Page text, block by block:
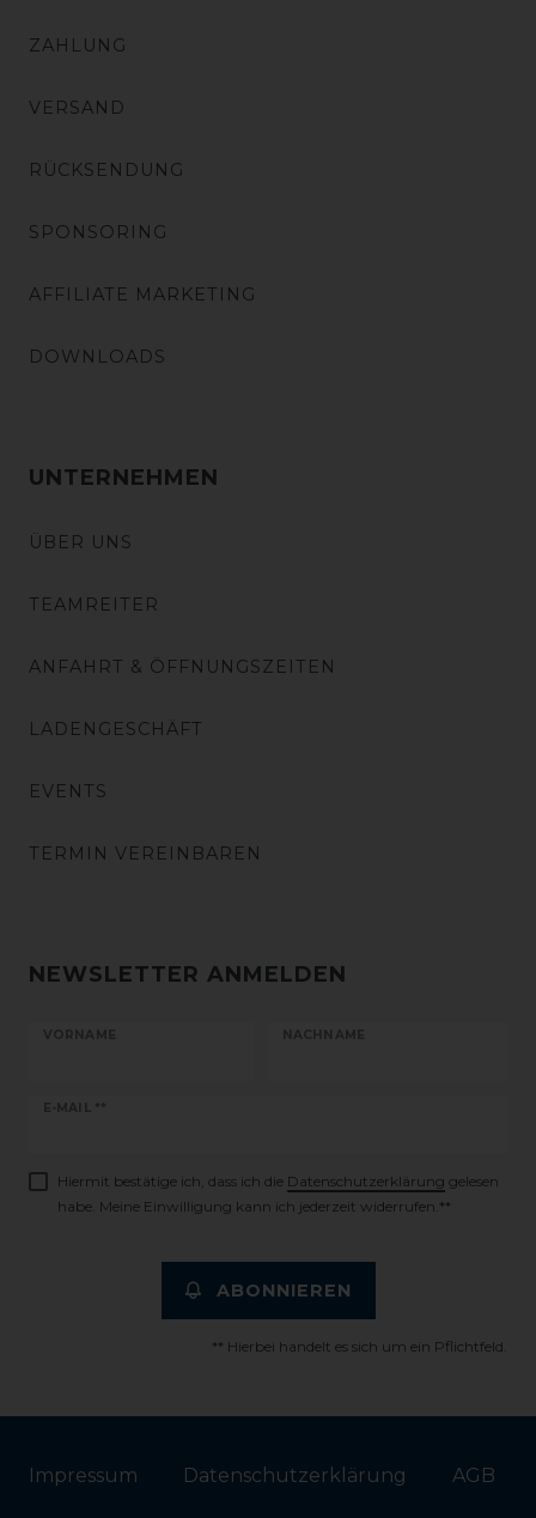
ZAHLUNG
VERSAND
RÜCKSENDUNG
SPONSORING
AFFILIATE MARKETING
DOWNLOADS
UNTERNEHMEN
ÜBER UNS
TEAMREITER
ANFAHRT & ÖFFNUNGSZEITEN
LADENGESCHÄFT
EVENTS
TERMIN VEREINBAREN
NEWSLETTER ANMELDEN
VORNAME NACHNAME
E-MAIL **
Newsletter
Hiermit bestätige ich, dass ich die Daten­schutz­erklärung gelesen
habe. Meine Einwilligung kann ich jederzeit widerrufen.**
ABONNIEREN
** Hierbei handelt es sich um ein Pflichtfeld.
Impressum Daten­schutz­erklärung AGB